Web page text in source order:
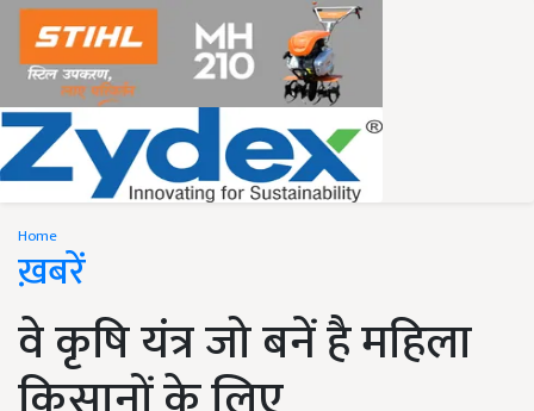
Home
ख़बरें
वे कृषि यंत्र जो बनें है महिला